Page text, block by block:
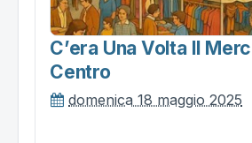
C’era Una Volta Il
Centro
domenica 18 maggio 2025